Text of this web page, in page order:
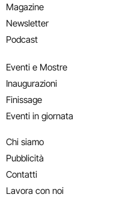
Magazine
Newsletter
Podcast
Eventi e Mostre
Inaugurazioni
Finissage
Eventi in giornata
Chi siamo
Pubblicità
Contatti
Lavora con noi